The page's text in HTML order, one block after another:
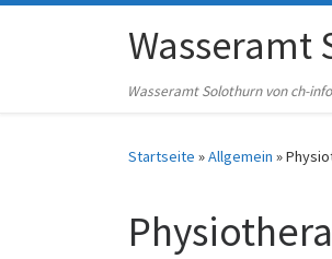
Skip to contentWasseramt
Wasseramt Solothurn von ch-
Startseite »Allgemein »